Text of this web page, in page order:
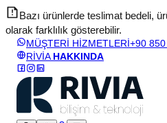
Bazı ürünlerde teslimat bedeli,
olarak farklılık gösterebilir.
MÜŞTERİ HİZMETLERİ+90
RİVİA HAKKINDA